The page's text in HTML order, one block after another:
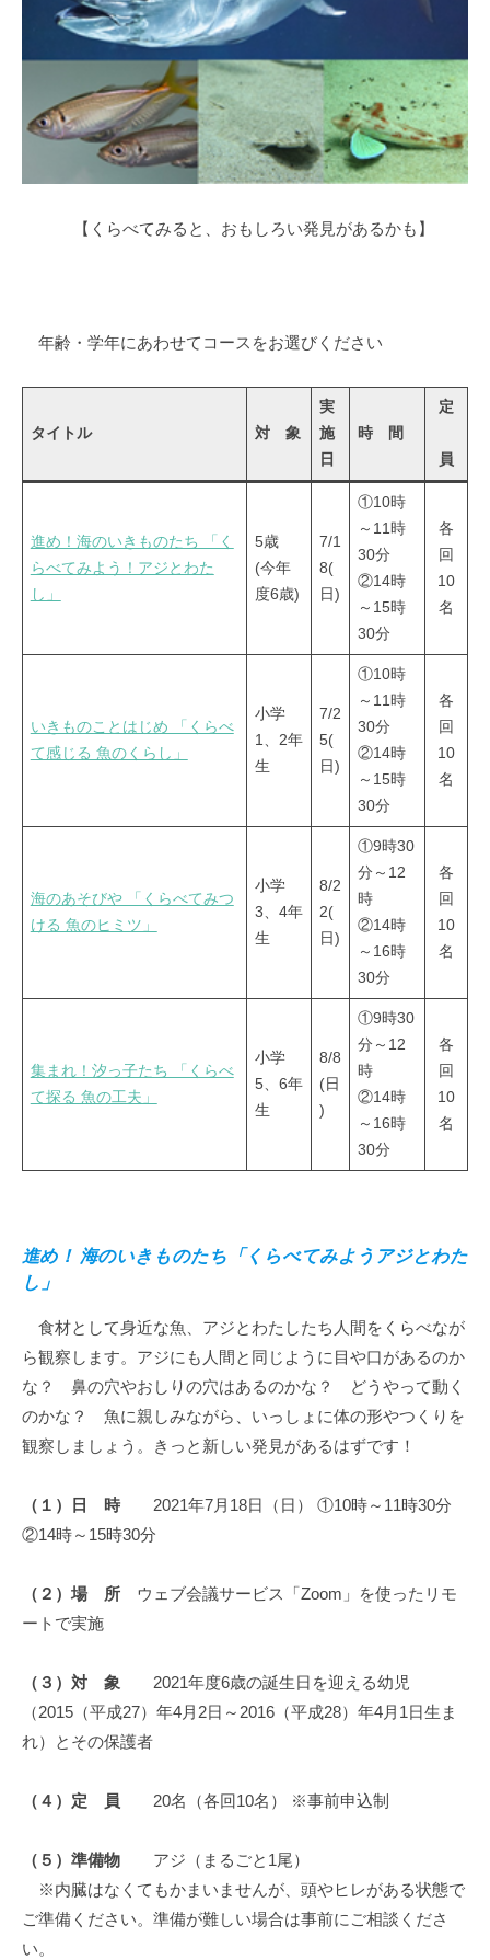
【くらべてみると、おもしろい発見があるかも】
年齢・学年にあわせてコースをお選びください
タイトル 対 象
実
施
日
時 間
定
員
進め！海のいきものたち 「く
らべてみよう！アジとわた
し」
5歳
(今年
度6歳)
7/1
8(
日)
①10時
～11時
30分
②14時
～15時
30分
各
回
10
名
いきものことはじめ 「くらべ
て感じる 魚のくらし」
小学
1、2年
生
7/2
5(
日)
①10時
～11時
30分
②14時
～15時
30分
各
回
10
名
海のあそびや 「くらべてみつ
ける 魚のヒミツ」
小学
3、4年
生
8/2
2(
日)
①9時30
分～12
時
②14時
～16時
30分
各
回
10
名
集まれ！汐っ子たち 「くらべ
て探る 魚の工夫」
小学
5、6年
生
8/8
(日
)
①9時30
分～12
時
②14時
～16時
30分
各
回
10
名
進め！ 海のいきものたち「くらべてみようアジとわた
し」
食材として身近な魚、アジとわたしたち人間をくらべなが
ら観察します。アジにも人間と同じように目や口があるのか
な？ 鼻の穴やおしりの穴はあるのかな？ どうやって動く
のかな？ 魚に親しみながら、いっしょに体の形やつくりを
観察しましょう。きっと新しい発見があるはずです！
（１）日 時 2021年7月18日（日） ①10時～11時30分
②14時～15時30分
（２）場 所 ウェブ会議サービス「Zoom」を使ったリモ
ートで実施
（３）対 象 2021年度6歳の誕生日を迎える幼児
（2015（平成27）年4月2日～2016（平成28）年4月1日生ま
れ）とその保護者
（４）定 員 20名（各回10名） ※事前申込制
（５）準備物 アジ（まるごと1尾）
※内臓はなくてもかまいませんが、頭やヒレがある状態で
ご準備ください。準備が難しい場合は事前にご相談くださ
い。